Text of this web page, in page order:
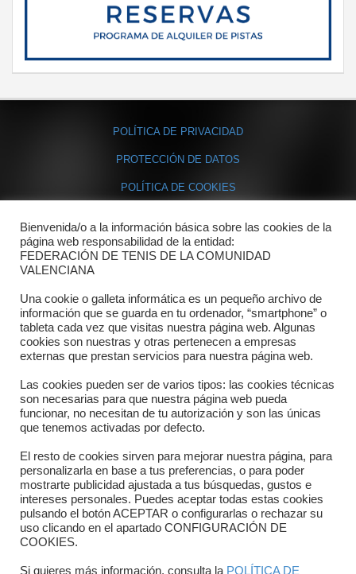
POLÍTICA DE PRIVACIDAD
PROTECCIÓN DE DATOS
POLÍTICA DE COOKIES
Contacto
Dónde estamos
Directorio departamentos
Horario
Formulario de contacto
Copyright © 2025 FTCV
Bienvenida/o a la información básica sobre las cookies de la
página web responsabilidad de la entidad:
FEDERACIÓN DE TENIS DE LA COMUNIDAD
VALENCIANA
Una cookie o galleta informática es un pequeño archivo de
información que se guarda en tu ordenador, “smartphone” o
tableta cada vez que visitas nuestra página web. Algunas
cookies son nuestras y otras pertenecen a empresas
externas que prestan servicios para nuestra página web.
Las cookies pueden ser de varios tipos: las cookies técnicas
son necesarias para que nuestra página web pueda
funcionar, no necesitan de tu autorización y son las únicas
que tenemos activadas por defecto.
El resto de cookies sirven para mejorar nuestra página, para
personalizarla en base a tus preferencias, o para poder
mostrarte publicidad ajustada a tus búsquedas, gustos e
intereses personales. Puedes aceptar todas estas cookies
pulsando el botón ACEPTAR o configurarlas o rechazar su
uso clicando en el apartado CONFIGURACIÓN DE
COOKIES.
Si quieres más información, consulta la POLÍTICA DE